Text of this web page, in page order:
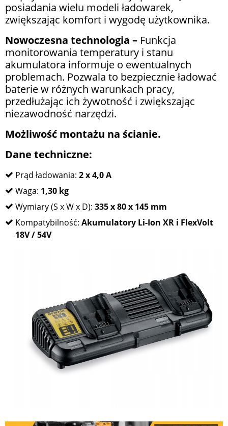
posiadania wielu modeli ładowarek,
zwiększając komfort i wygodę użytkownika.
Nowoczesna technologia – Funkcja
monitorowania temperatury i stanu
akumulatora informuje o ewentualnych
problemach. Pozwala to bezpiecznie ładować
baterie w różnych warunkach pracy,
przedłużając ich żywotność i zwiększając
niezawodność narzędzi.
Możliwość montażu na ścianie.
Dane techniczne:
Prąd ładowania: 2 x 4,0 A
Waga: 1,30 kg
Wymiary (S x W x D): 335 x 80 x 145 mm
Kompatybilność: Akumulatory Li-Ion XR i FlexVolt
18V / 54V